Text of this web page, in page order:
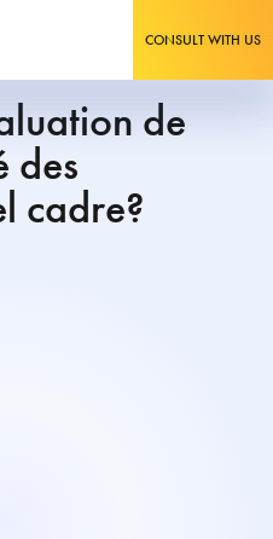
CONSULT WITH US
de
des
cadre?